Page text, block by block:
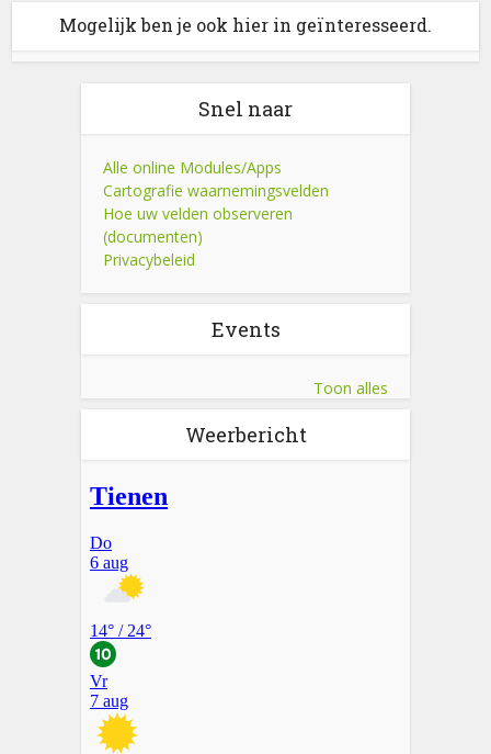
Mogelijk ben je ook hier in geïnteresseerd.
Snel naar
Alle online Modules/Apps
Cartografie waarnemingsvelden
Hoe uw velden observeren
(documenten)
Privacybeleid
Events
Toon alles
Weerbericht